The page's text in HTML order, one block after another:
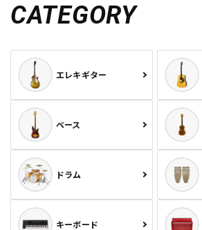
CATEGORY
エレキギター
ベース
ドラム
キーボード